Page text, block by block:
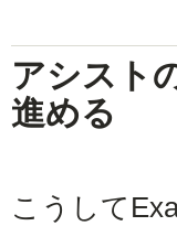
アシスト
進める
こうして